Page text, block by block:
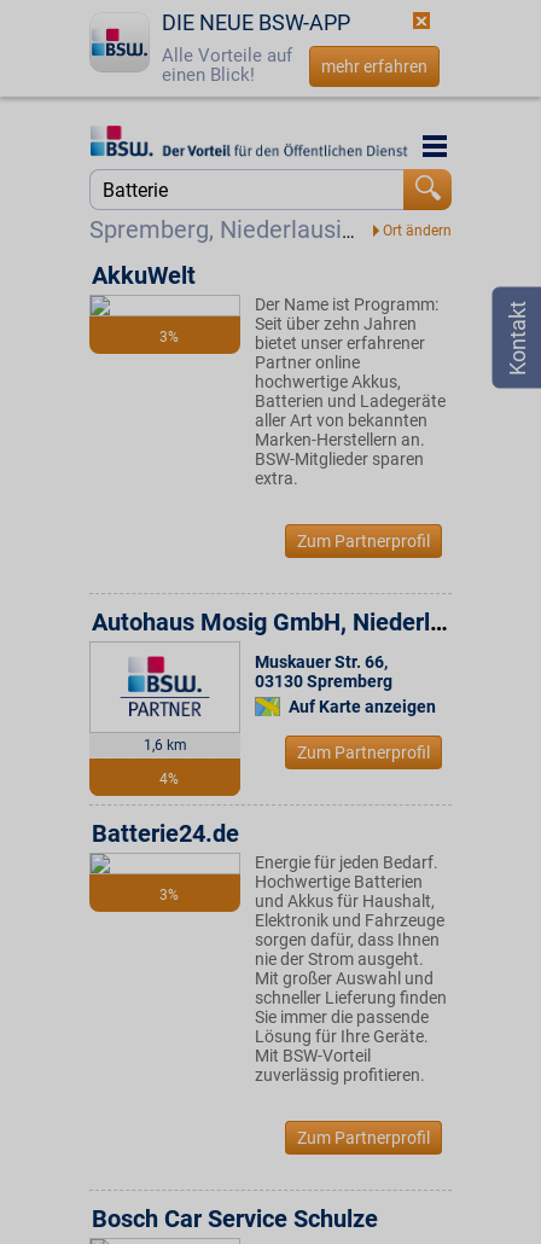
DIE NEUE BSW-APP
Alle Vorteile auf
einen Blick!
mehr erfahren
Startseite
Login
☎ 0800 - 279 25 82
Spremberg, Niederlausitz
Startseite
3%
AkkuWelt
Der Name ist Programm:
Seit über zehn Jahren
bietet unser erfahrener
Partner online
hochwertige Akkus,
Batterien und Ladegeräte
aller Art von bekannten
Marken-Herstellern an.
BSW-Mitglieder sparen
extra.
Zum Partnerprofil
1,6 km
4%
Autohaus Mosig GmbH, Niederlassung Spremberg
Muskauer Str. 66,
03130Spremberg
Auf Karte anzeigen
Zum Partnerprofil
3%
Batterie24.de
Energie für jeden Bedarf.
Hochwertige Batterien
und Akkus für Haushalt,
Elektronik und Fahrzeuge
sorgen dafür, dass Ihnen
nie der Strom ausgeht.
Mit großer Auswahl und
schneller Lieferung finden
Sie immer die passende
Lösung für Ihre Geräte.
Mit BSW-Vorteil
zuverlässig profitieren.
Zum Partnerprofil
Bosch Car Service Schulze